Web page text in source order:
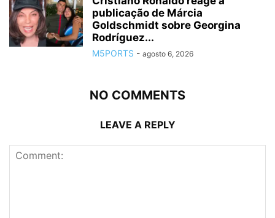
publicação de Márcia
Goldschmidt sobre Georgina
Rodríguez...
M5PORTS - agosto 6, 2026
NO COMMENTS
LEAVE A REPLY